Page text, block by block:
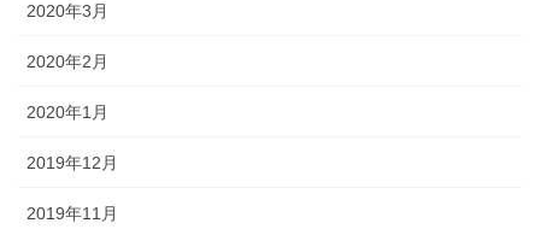
2020年3月
2020年2月
2020年1月
2019年12月
2019年11月